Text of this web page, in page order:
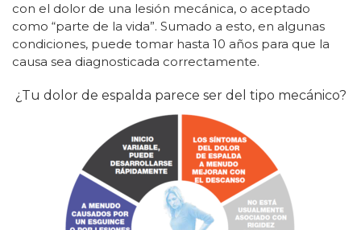
con el dolor de una lesión mecánica, o aceptado
como “parte de la vida”. Sumado a esto, en algunas
condiciones, puede tomar hasta 10 años para que la
causa sea diagnosticada correctamente.
¿Tu dolor de espalda parece ser del tipo mecánico?